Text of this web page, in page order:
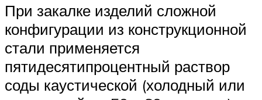
При закалке изделий сложной
конфигурации из конструкционной
стали применяется
пятидесятипроцентный раствор
соды каустической (холодный или